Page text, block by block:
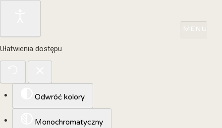
Ułatwienia dostępu
Odwróć kolory
Monochromatyczny